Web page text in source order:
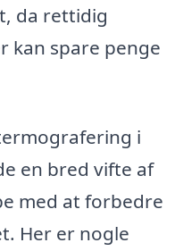
da rettidig
kan spare penge
i
en bred vifte af
med at forbedre
Her er nogle